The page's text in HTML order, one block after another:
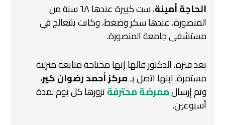
الحاجة أمينة
، ست كبيرة عندها ٦٨ سنة من
المنصورة، عندها سكر وضغط، وكانت بتتعالج في
مستشفى جامعة المنصورة.
بعد فترة، الدكتور قالها إنها محتاجة متابعة منزلية
مستمرة.ابنها اتصل بـمركز أحمد رضوان كير،
وتم إرسالممرضة محترفةتزورها كل يوم لمدة
أسبوعين.